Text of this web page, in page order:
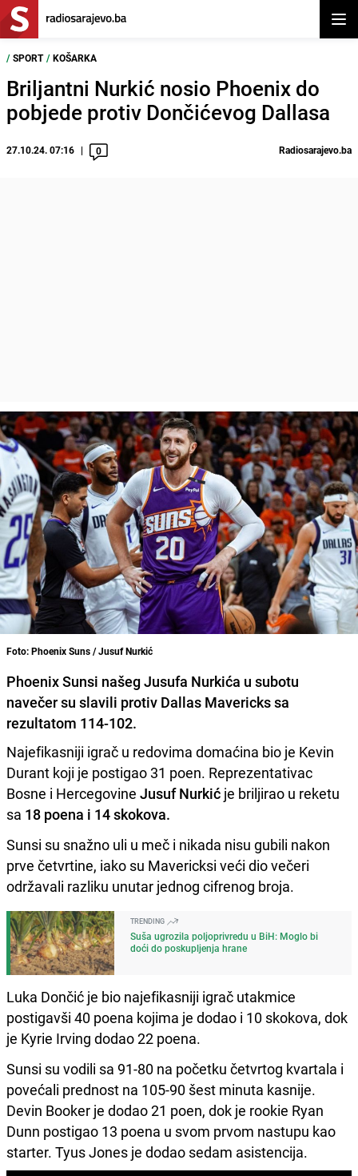
/ SPORT / KOŠARKA
Briljantni Nurkić nosio Phoenix do
pobjede protiv Dončićevog Dallasa
27.10.24. 07:16 0 Radiosarajevo.ba
Foto: Phoenix Suns / Jusuf Nurkić
Phoenix Sunsi našeg Jusufa Nurkića u subotu
navečer su slavili protiv Dallas Mavericks sa
rezultatom 114-102.
Najefikasniji igrač u redovima domaćina bio je Kevin
Durant koji je postigao 31 poen. Reprezentativac
Bosne i Hercegovine Jusuf Nurkić je briljirao u reketu
sa 18 poena i 14 skokova.
Sunsi su snažno uli u meč i nikada nisu gubili nakon
prve četvrtine, iako su Mavericksi veći dio večeri
održavali razliku unutar jednog cifrenog broja.
TRENDING
Suša ugrozila poljoprivredu u BiH: Moglo bi
doći do poskupljenja hrane
Luka Dončić je bio najefikasniji igrač utakmice
postigavši 40 poena kojima je dodao i 10 skokova, dok
je Kyrie Irving dodao 22 poena.
Sunsi su vodili sa 91-80 na početku četvrtog kvartala i
povećali prednost na 105-90 šest minuta kasnije.
Devin Booker je dodao 21 poen, dok je rookie Ryan
Dunn postigao 13 poena u svom prvom nastupu kao
starter. Tyus Jones je dodao sedam asistencija.